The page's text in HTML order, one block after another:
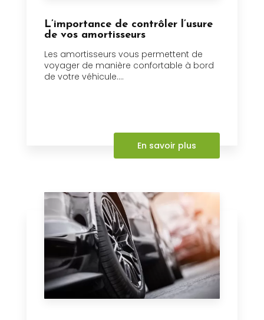
L’importance de contrôler l’usure
de vos amortisseurs
Les amortisseurs vous permettent de
voyager de manière confortable à bord
de votre véhicule....
En savoir plus